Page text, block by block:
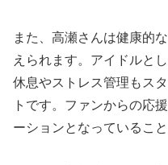
また、高瀬さんは健康的
えられます。アイドルと
休息やストレス管理もス
トです。ファンからの応
ーションとなっているこ